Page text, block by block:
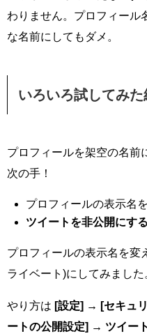
わりません。プロフィール
な名前にしてもダメ。
いろいろ試してみた
プロフィールを架空の名前
次の手！
プロフィールの表示名
ツイートを非公開にす
プロフィールの表示名を変
ライベート)にしてみました
やり方は [設定] → [セキュ
ートの公開設定] → ツイー